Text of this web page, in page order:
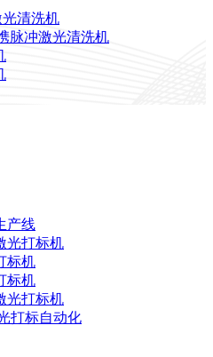
光清洗机
脉冲激光清洗机
产线
光打标机
标机
标机
光打标机
打标自动化